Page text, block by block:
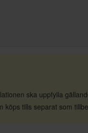
ska uppfylla
köps tills separat som